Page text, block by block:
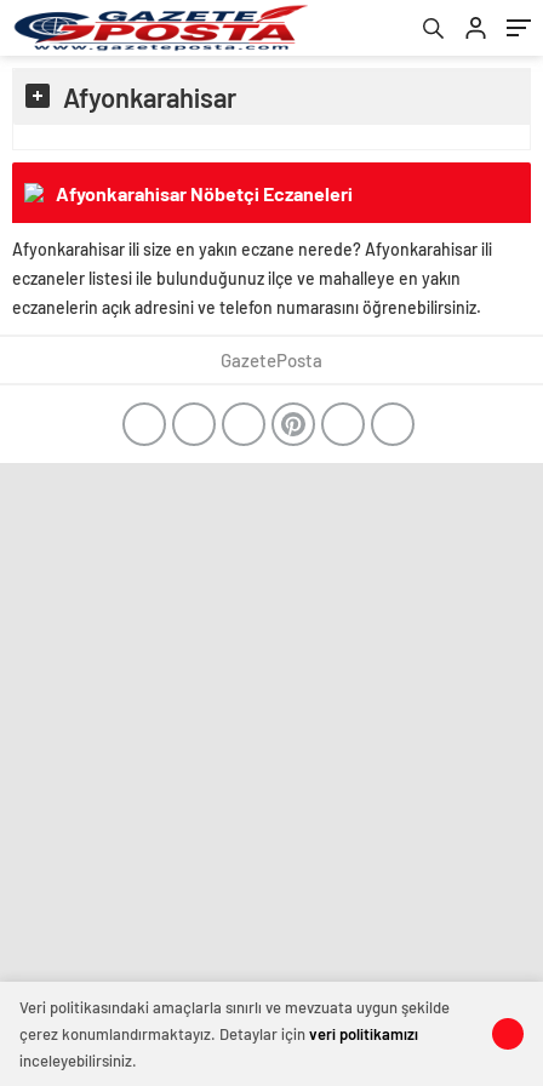
Afyonkarahisar
Afyonkarahisar Nöbetçi Eczaneleri
Afyonkarahisar ili size en yakın eczane nerede? Afyonkarahisar ili
eczaneler listesi ile bulunduğunuz ilçe ve mahalleye en yakın
eczanelerin açık adresini ve telefon numarasını öğrenebilirsiniz.
GazetePosta
Veri politikasındaki amaçlarla sınırlı ve mevzuata uygun şekilde
çerez konumlandırmaktayız. Detaylar içinveri politikamızı
inceleyebilirsiniz.